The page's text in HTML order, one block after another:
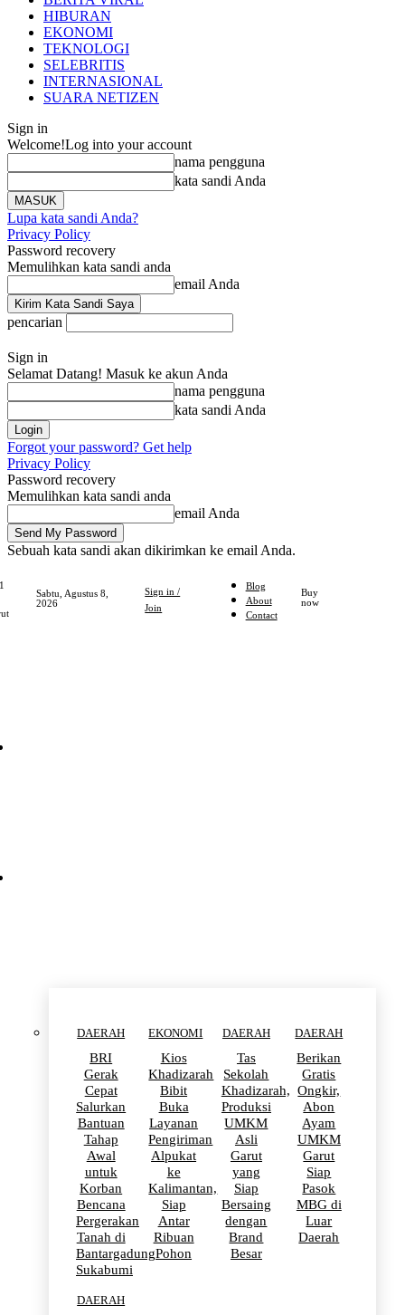
HIBURAN
EKONOMI
TEKNOLOGI
SELEBRITIS
INTERNASIONAL
SUARA NETIZEN
Sign in
Welcome!Log into your account
nama pengguna
kata sandi Anda
Lupa kata sandi Anda?
Privacy Policy
Password recovery
Memulihkan kata sandi anda
email Anda
pencarian
Sign in
Selamat Datang! Masuk ke akun Anda
nama pengguna
kata sandi Anda
Forgot your password? Get help
Privacy Policy
Password recovery
Memulihkan kata sandi anda
email Anda
Sebuah kata sandi akan dikirimkan ke email Anda.
Sabtu, Agustus 8,
2026
Sign in /
Join
Blog
About
Contact
Buy
now
DAERAH
BRI
Gerak
Cepat
Salurkan
Bantuan
Tahap
Awal
untuk
Korban
Bencana
Pergerakan
Tanah di
Bantargadung
Sukabumi
EKONOMI
Kios
Khadizarah
Bibit
Buka
Layanan
Pengiriman
Alpukat
ke
Kalimantan,
Siap
Antar
Ribuan
Pohon
DAERAH
Tas
Sekolah
Khadizarah,
Produksi
UMKM
Asli
Garut
yang
Siap
Bersaing
dengan
Brand
Besar
DAERAH
Berikan
Gratis
Ongkir,
Abon
Ayam
UMKM
Garut
Siap
Pasok
MBG di
Luar
Daerah
DAERAH